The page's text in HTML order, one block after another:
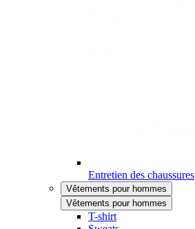
Entretien des chaussures
Vêtements pour hommes
Vêtements pour hommes
T-shirt